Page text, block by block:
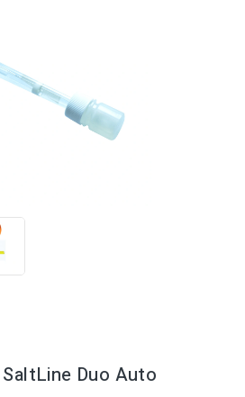
Duo Auto